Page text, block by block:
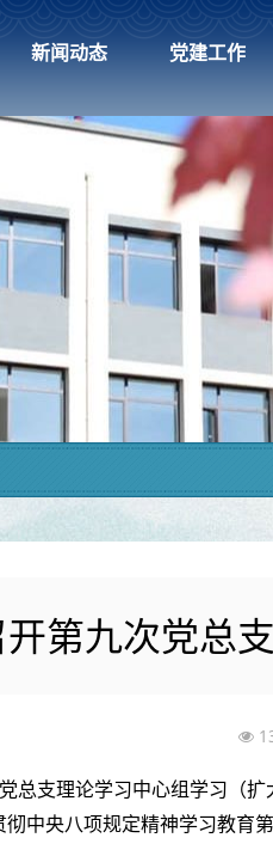
新闻动态 党建工作
第九次党总
总支理论学习中心组学习（
中央八项规定精神学习教育